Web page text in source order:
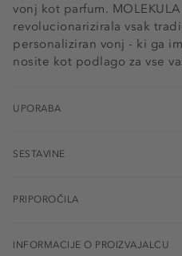
vonj kot parfum.
revolucionarizirala vsak
personaliziran vonj - ki ga
nosite kot podlago za vse
UPORABA
SESTAVINE
PRIPOROČILA
INFORMACIJE O PROIZVAJALCU